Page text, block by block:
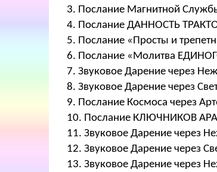
3. Послание Магнитной
4. Послание ДАННОСТЬ
5. Послание «Просты и
6. Послание «Молитва
7. Звуковое Дарение через
8. Звуковое Дарение через
9. Послание Космоса через
10. Послание КЛЮЧНИКОВ
11. Звуковое Дарение через
12. Звуковое Дарение через
13. Звуковое Дарение через